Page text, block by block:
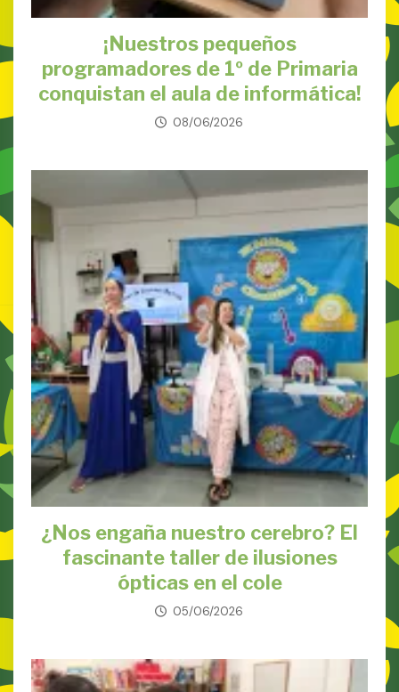
¡Nuestros pequeños
programadores de 1º de Primaria
conquistan el aula de informática!
08/06/2026
¿Nos engaña nuestro cerebro? El
fascinante taller de ilusiones
ópticas en el cole
05/06/2026